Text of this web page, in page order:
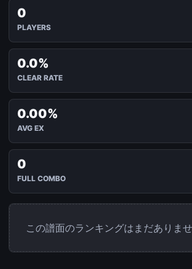
0
PLAYERS
0.0%
CLEAR RATE
0.00%
AVG EX
0
FULL COMBO
この譜面のランキングはまだありませ